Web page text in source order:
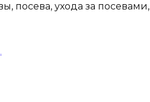
посева, ухода за посевами,